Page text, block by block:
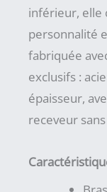
inférieur, elle
personnalité
fabriquée
exclusifs :
épaisseur,
receveur